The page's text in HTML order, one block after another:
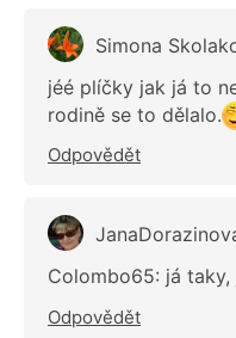
Simona
jéé plíčky jak já to
rodině se to dělalo.
Odpovědět
Colombo65: já taky,
Odpovědět